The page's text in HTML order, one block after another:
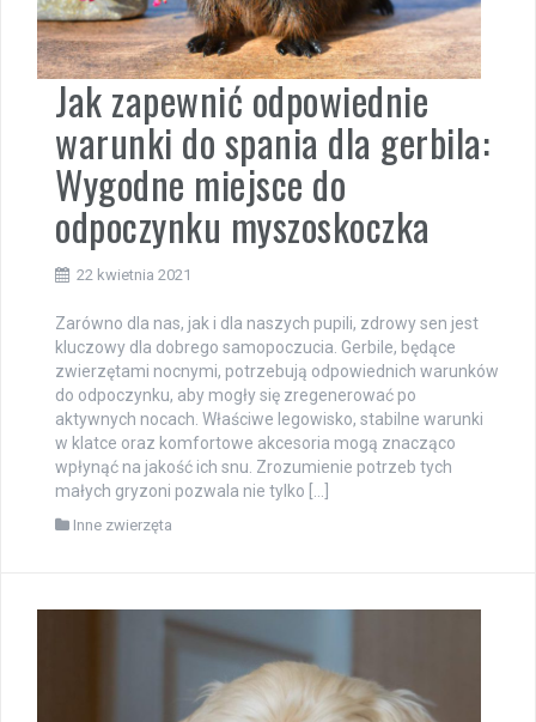
Jak zapewnić odpowiednie
warunki do spania dla gerbila:
Wygodne miejsce do
odpoczynku myszoskoczka
22 kwietnia 2021
Zarówno dla nas, jak i dla naszych pupili, zdrowy sen jest
kluczowy dla dobrego samopoczucia. Gerbile, będące
zwierzętami nocnymi, potrzebują odpowiednich warunków
do odpoczynku, aby mogły się zregenerować po
aktywnych nocach. Właściwe legowisko, stabilne warunki
w klatce oraz komfortowe akcesoria mogą znacząco
wpłynąć na jakość ich snu. Zrozumienie potrzeb tych
małych gryzoni pozwala nie tylko […]
Inne zwierzęta